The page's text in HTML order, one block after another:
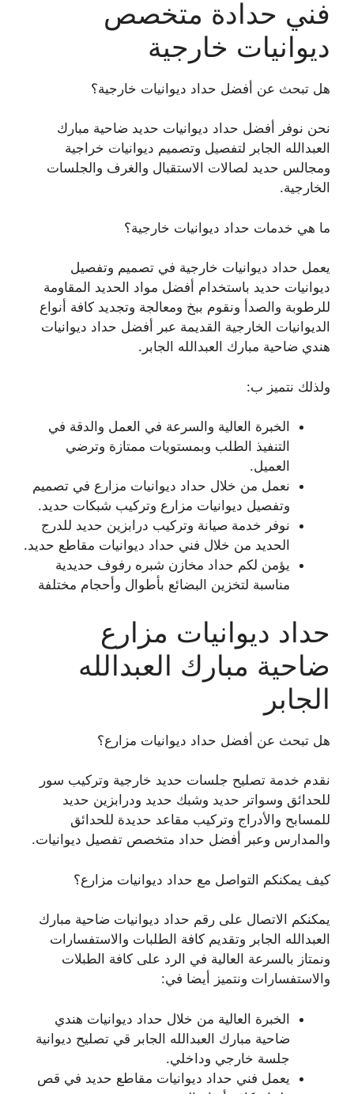
فني حدادة متخصص
ديوانيات خارجية
هل تبحث عن أفضل حداد ديوانيات خارجية؟
نحن نوفر أفضل حداد ديوانيات حديد ضاحية مبارك
العبدالله الجابر لتفصيل وتصميم ديوانيات خراجية
ومجالس حديد لصالات الاستقبال والغرف والجلسات
الخارجية.
ما هي خدمات حداد ديوانيات خارجية؟
يعمل حداد ديوانيات خارجية في تصميم وتفصيل
ديوانيات حديد باستخدام أفضل مواد الحديد المقاومة
للرطوبة والصدأ ونقوم ببخ ومعالجة وتجديد كافة أنواع
الديوانيات الخارجية القديمة عبر أفضل حداد ديوانيات
هندي ضاحية مبارك العبدالله الجابر.
ولذلك نتميز ب:
الخبرة العالية والسرعة في العمل والدقة في
التنفيذ الطلب وبمستويات ممتازة وترضي
العميل.
نعمل من خلال حداد ديوانيات مزارع في تصميم
وتفصيل ديوانيات مزارع وتركيب شبكات حديد.
نوفر خدمة صيانة وتركيب درابزين حديد للدرج
الحديد من خلال فني حداد ديوانيات مقاطع حديد.
يؤمن لكم حداد مخازن شبره رفوف حديدية
مناسبة لتخزين البضائع بأطوال وأحجام مختلفة
حداد ديوانيات مزارع
ضاحية مبارك العبدالله
الجابر
هل تبحث عن أفضل حداد ديوانيات مزارع؟
نقدم خدمة تصليح جلسات حديد خارجية وتركيب سور
للحدائق وسواتر حديد وشبك حديد ودرابزين حديد
للمسابح والأدراج وتركيب مقاعد حديدة للحدائق
والمدارس وعبر أفضل حداد متخصص تفصيل ديوانيات.
كيف يمكنكم التواصل مع حداد ديوانيات مزارع؟
يمكنكم الاتصال على رقم حداد ديوانيات ضاحية مبارك
العبدالله الجابر وتقديم كافة الطلبات والاستفسارات
ونمتاز بالسرعة العالية في الرد على كافة الطبلات
والاستفسارات ونتميز أيضا في:
الخبرة العالية من خلال حداد ديوانيات هندي
ضاحية مبارك العبدالله الجابر قي تصليح ديوانية
جلسة خارجي وداخلي.
يعمل فني حداد ديوانيات مقاطع حديد في قص